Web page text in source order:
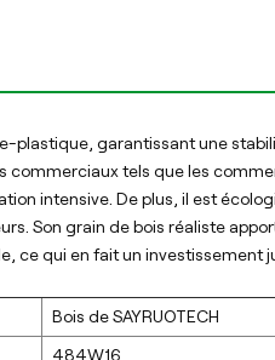
plastique, garantissant une
tels que les
intensive. De plus, il est
Son grain de bois réaliste
ce qui en fait un investissement
Bois de SAYRUOTECH
484W16